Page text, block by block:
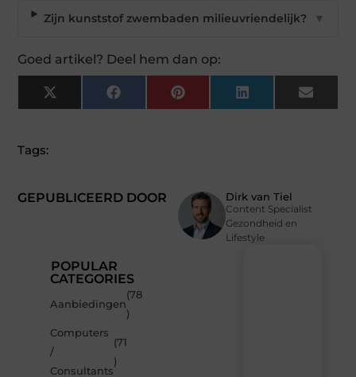
Zijn kunststof zwembaden milieuvriendelijk? ▼
Goed artikel? Deel hem dan op:
X
(Twitter)
Facebook Pinterest LinkedIn Email
GEPUBLICEERD DOOR Dirk van Tiel
Content Specialist
Gezondheid en
Lifestyle
Tags:
POPULAR
CATEGORIES
Aanbiedingen
(78
)
Computers
/
Consultants
(71
)